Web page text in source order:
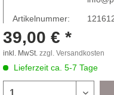
Artikelnummer:
39,00 € *
inkl. MwSt. zzgl. Versandkosten
Lieferzeit ca. 5-7 Tage